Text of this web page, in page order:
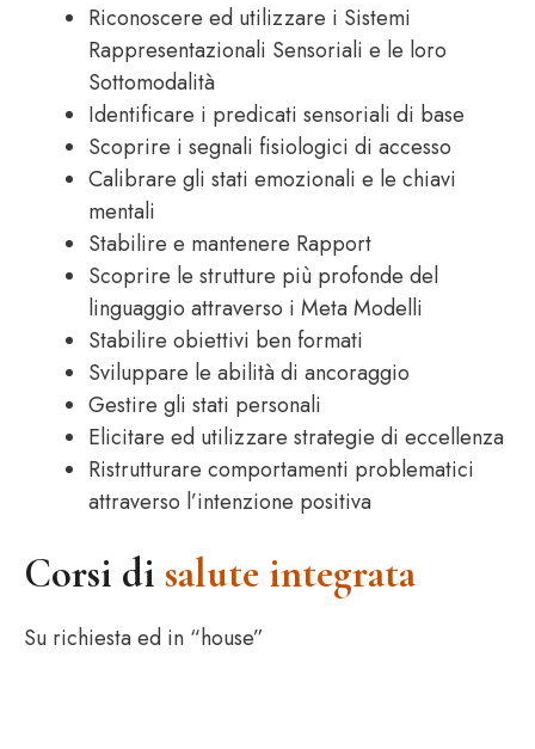
Riconoscere ed utilizzare i Sistemi
Rappresentazionali Sensoriali e le loro
Sottomodalità
Identificare i predicati sensoriali di base
Scoprire i segnali fisiologici di accesso
Calibrare gli stati emozionali e le chiavi
mentali
Stabilire e mantenere Rapport
Scoprire le strutture più profonde del
linguaggio attraverso i Meta Modelli
Stabilire obiettivi ben formati
Sviluppare le abilità di ancoraggio
Gestire gli stati personali
Elicitare ed utilizzare strategie di eccellenza
Ristrutturare comportamenti problematici
attraverso l’intenzione positiva
Corsi di salute integrata
Su richiesta ed in “house”